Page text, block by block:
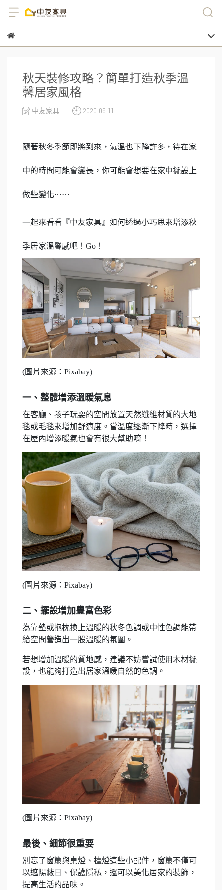
秋天裝修攻略？簡單打造秋季溫
馨居家風格
中友家具 2020-09-11
隨著秋冬季節即將到來，氣溫也下降許多，待在家
中的時間可能會變長，你可能會想要在家中擺設上
做些變化⋯⋯
一起來看看『中友家具』如何透過小巧思來增添秋
季居家溫馨感吧！Go！
(圖片來源：Pixabay)
一、整體增添溫暖氣息
在客廳、孩子玩耍的空間放置天然纖維材質的大地
毯或毛毯來增加舒適度。當溫度逐漸下降時，選擇
在屋內增添暖氣也會有很大幫助唷！
(圖片來源：Pixabay)
二、擺設增加豐富色彩
為靠墊或抱枕換上溫暖的秋冬色調或中性色調能帶
給空間營造出一股溫暖的氛圍。
若想增加溫暖的質地感，建議不妨嘗試使用木材擺
設，也能夠打造出居家溫暖自然的色調。
(圖片來源：Pixabay)
最後、細節很重要
別忘了窗簾與桌燈、檯燈這些小配件，窗簾不僅可
以遮陽蔽日、保護隱私，還可以美化居家的裝飾，
提高生活的品味。